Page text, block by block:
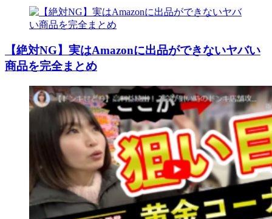
【絶対NG】実はAmazonに出品ができないヤバい
商品を完全まとめ